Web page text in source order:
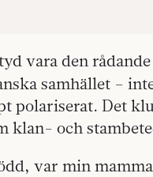
vara den
samhället –
polariserat. Det
klan- och
var min